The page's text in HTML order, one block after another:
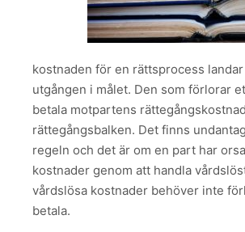
kostnaden för en rättsprocess
utgången i målet. Den som förlorar
betala motpartens
rättegångsbalken. Det finns
regeln och det är om en part har
kostnader genom att handla
vårdslösa kostnader behöver inte
betala.